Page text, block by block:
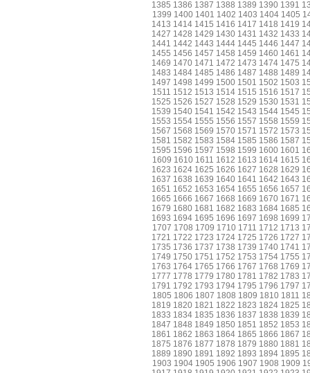
1385 1386 1387 1388 1389 1390 1391
1399 1400 1401 1402 1403 1404 1405
1413 1414 1415 1416 1417 1418 1419
1427 1428 1429 1430 1431 1432 1433
1441 1442 1443 1444 1445 1446 1447
1455 1456 1457 1458 1459 1460 1461
1469 1470 1471 1472 1473 1474 1475
1483 1484 1485 1486 1487 1488 1489
1497 1498 1499 1500 1501 1502 1503
1511 1512 1513 1514 1515 1516 1517
1525 1526 1527 1528 1529 1530 1531
1539 1540 1541 1542 1543 1544 1545
1553 1554 1555 1556 1557 1558 1559
1567 1568 1569 1570 1571 1572 1573
1581 1582 1583 1584 1585 1586 1587
1595 1596 1597 1598 1599 1600 1601
1609 1610 1611 1612 1613 1614 1615
1623 1624 1625 1626 1627 1628 1629
1637 1638 1639 1640 1641 1642 1643
1651 1652 1653 1654 1655 1656 1657
1665 1666 1667 1668 1669 1670 1671
1679 1680 1681 1682 1683 1684 1685
1693 1694 1695 1696 1697 1698 1699
1707 1708 1709 1710 1711 1712 1713
1721 1722 1723 1724 1725 1726 1727
1735 1736 1737 1738 1739 1740 1741
1749 1750 1751 1752 1753 1754 1755
1763 1764 1765 1766 1767 1768 1769
1777 1778 1779 1780 1781 1782 1783
1791 1792 1793 1794 1795 1796 1797
1805 1806 1807 1808 1809 1810 1811
1819 1820 1821 1822 1823 1824 1825
1833 1834 1835 1836 1837 1838 1839
1847 1848 1849 1850 1851 1852 1853
1861 1862 1863 1864 1865 1866 1867
1875 1876 1877 1878 1879 1880 1881
1889 1890 1891 1892 1893 1894 1895
1903 1904 1905 1906 1907 1908 1909